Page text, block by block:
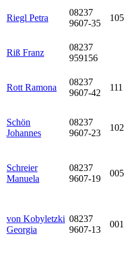
Riegl Petra
08237
9607-35
105
Riß Franz
08237
959156
Rott Ramona
08237
9607-42
111
Schön
Johannes
08237
9607-23
102
Schreier
Manuela
08237
9607-19
005
von Kobyletzki
Georgia
08237
9607-13
001